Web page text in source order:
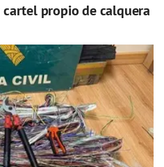
cartel propio de calquera